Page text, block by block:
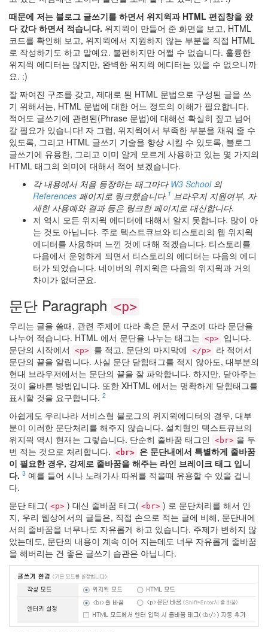
때문에 저는 블로그 글쓰기를 하면서 위지윅과 HTML 편집창을 왔
다 갔다 하면서 적습니다. 위지윅이 만들어 준 화면을 보고, HTML
코드를 확인해 보고, 위지윅에서 지원하지 않는 부분을 직접 HTML
로 작성하기도 하고 말예요. 불편하지만 어쩔 수 없습니다. 훌륭한
위지윅 에디터는 많지만, 완벽한 위지윅 에디터는 있을 수 없으니까
요. :)
잘 짜여진 구조를 갖고, 제대로 된 HTML 문법으로 구성된 글을 쓰
기 위해서는, HTML 문법에 대한 어느 정도의 이해가 필요합니다.
적어도 글쓰기에 관련된(Phrase 문법)에 대해선 확실히 짚고 넘어
갈 필요가 있습니다! 자 그럼, 위지윅에서 부족한 부분을 채워 줄 수
있도록, 그리고 HTML 글쓰기 기술을 향상 시킬 수 있도록, 블로그
글쓰기에 유용한, 그리고 이미 알게 모르게 사용하고 있는 몇 가지의
HTML 태그의 의미에 대해서 적어 보겠습니다.
각 내용에서 처음 등장하는 태그마다 W3 School의
References 페이지로 링크했습니다. 1 브라우저 지원여부, 자
세한 사용예와 결과 등은 링크한 페이지로 대신합니다.
저 역시 모든 위지윅 에디터에 대해서 알지 못합니다. 많이 아
는 것도 아닙니다. 주로 텍스트큐브와 티스토리의 웹 위지윅
에디터를 사용하며 느낀 것에 대해 적겠습니다. 티스토리를
다음에서 운영하게 되면서 티스토리의 에디터는 다음의 에디
터가 되었습니다. 네이버의 위지윅은 다음의 위지윅과 거의
차이가 없더군요.
문단 Paragraph <p>
우리는 글을 쓸때, 관련 주제에 따라 혹은 문서 구조에 따라 문단을
나누어 적습니다. HTML 에서 문단을 나누는 태그는 <p> 입니다.
문단의 시작에서
<p> 를 적고, 문단의 마지막에 </p> 라 적어서
문단의 끝을 알립니다. 사실 문단 닫힘태그를 적지 않아도, 대부분의
현대 브라우저에서는 문단의 끝을 잘 파악합니다. 하지만, 닫아주는
것이 올바른 방법입니다. 또한 XHTML 에서는 명확하게 닫힘태그를
표시할 것을 요구합니다. 2
아쉽게도 우리나라 서비스형 블로그의 위지윅에디터의 경우, 대부
분이 이러한 문단처리를 해주지 않습니다. 설치형인 텍스트큐브의
위지윅 역시 현재는 그렇습니다. 단순히 줄바꿈 태그인
<br> 을 두
번 적는 것으로 처리합니다. <br> 은 문단내에서 특별하게 줄바꿈
이 필요한 경우, 강제로 줄바꿈을 해주는 라인 브레이크 태그 입니
다. 3 예를 들어 시나 노래가사 따위를 적을때 유용할 수 있을 겁니
다.
문단 태그( <p> ) 대신 줄바꿈 태그( <br> ) 로 문단처리를 해서 인
지, 우리 웹상에서의 글들은, 직접 손으로 적는 글에 비해, 문단내에
서의 줄바꿈을 너무나도 자유롭게 하고 있습니다. 주제가 변하지 않
았는데도, 문단의 내용이 계속 이어 지는데도 너무 자유롭게 줄바꿈
을 해버리는 건 좋은 글쓰기 습관은 아닙니다.
이
제
점
심
는
거
admin
kooo
고
원
원
예
이
중
국
도
유
저
토
리
랩
제
해
결
진
Die
Hard
petlovesme
NAVER
털